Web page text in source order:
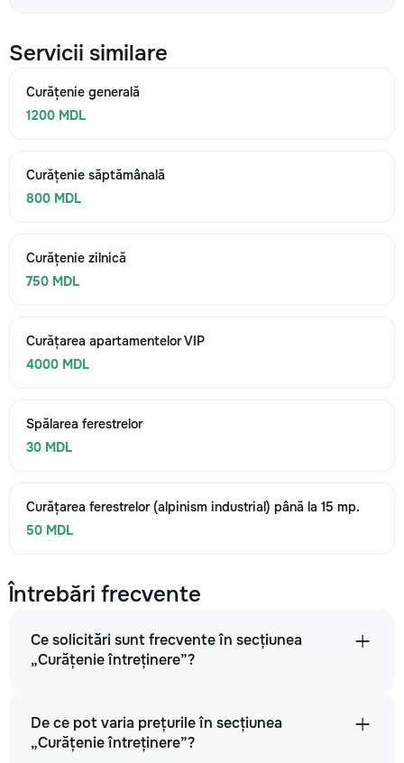
Servicii similare
Curățenie generală
1200 MDL
Curățenie săptămânală
800 MDL
Curățenie zilnică
750 MDL
Curățarea apartamentelor VIP
4000 MDL
Spălarea ferestrelor
30 MDL
Curățarea ferestrelor (alpinism industrial) până la 15 mp.
50 MDL
Întrebări frecvente
Ce solicitări sunt frecvente în secțiunea
„Curățenie întreținere”?
De ce pot varia prețurile în secțiunea
„Curățenie întreținere”?